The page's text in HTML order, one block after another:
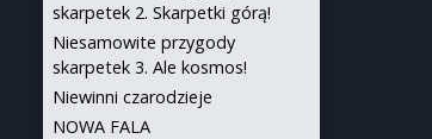
skarpetek 2. Skarpetki górą!
Niesamowite przygody
skarpetek 3. Ale kosmos!
Niewinni czarodzieje
NOWA FALA